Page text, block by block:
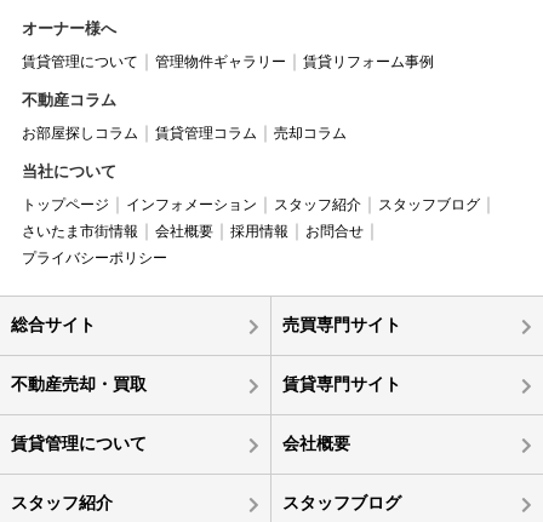
オーナー様へ
賃貸管理について 管理物件ギャラリー 賃貸リフォーム事例
不動産コラム
お部屋探しコラム 賃貸管理コラム 売却コラム
当社について
トップページ インフォメーション スタッフ紹介
スタッフブログ
さいたま市街情報
会社概要 採用情報
お問合せ
プライバシーポリシー
総合サイト 売買専門サイト
不動産売却・買取 賃貸専門サイト
賃貸管理について 会社概要
スタッフ紹介 スタッフブログ